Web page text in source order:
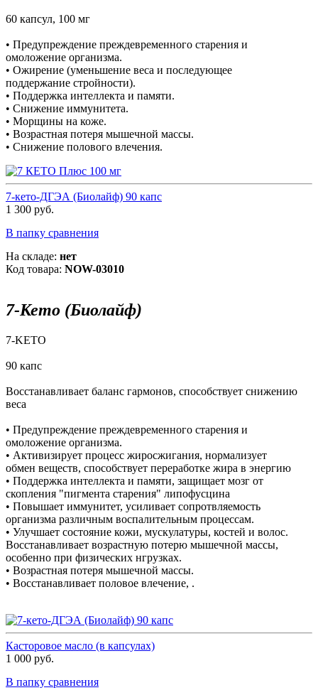
60 капсул, 100 мг
• Предупреждение преждевременного старения и
омоложение организма.
• Ожирение (уменьшение веса и последующее
поддержание стройности).
• Поддержка интеллекта и памяти.
• Снижение иммунитета.
• Морщины на коже.
• Возрастная потеря мышечной массы.
• Снижение полового влечения.
7-кето-ДГЭА (Биолайф) 90 капс
1 300 руб.
В папку сравнения
На складе: нет
Код товара: NOW-03010
7-Кето (Биолайф)
7-KETO
90 капс
Восстанавливает баланс гармонов, способствует снижению
веса
• Предупреждение преждевременного старения и
омоложение организма.
• Активизирует процесс жиросжигания, нормализует
обмен веществ, способствует переработке жира в энергию
• Поддержка интеллекта и памяти, защищает мозг от
скопления "пигмента старения" липофусцина
• Повышает иммунитет, усиливает сопротвляемость
организма различным воспалительным процессам.
• Улучшает состояние кожи, мускулатуры, костей и волос.
Восстанавливает возрастную потерю мышечной массы,
особенно при физических нгрузках.
• Возрастная потеря мышечной массы.
• Восстанавливает половое влечение, .
Касторовое масло (в капсулах)
1 000 руб.
В папку сравнения